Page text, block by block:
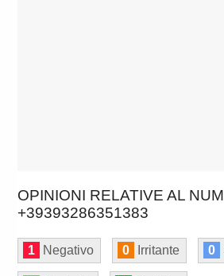
OPINIONI RELATIVE AL
+39393286351383
1 Negativo 0 Irritante 0